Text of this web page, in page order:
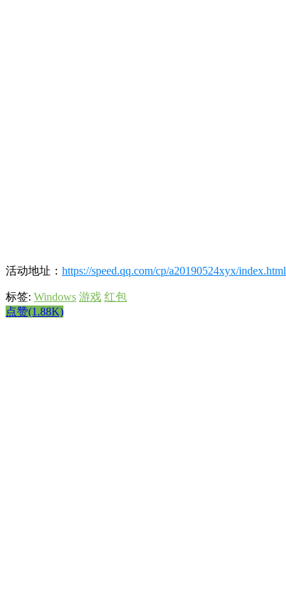
活动地址： https://speed.qq.com/cp/a20190524xyx/index.html
标签: Windows 游戏 红包
点赞(1.88K)